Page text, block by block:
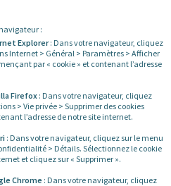
:
Explorer: Dans votre navigateur, cliquez
Internet > Général > Paramètres > Afficher
par « cookie » et contenant l’adresse
Firefox : Dans votre navigateur, cliquez
> Vie privée > Supprimer des cookies
l’adresse de notre site internet.
: Dans votre navigateur, cliquez sur le menu
> Détails. Sélectionnez le cookie
et cliquez sur « Supprimer ».
Chrome : Dans votre navigateur, cliquez